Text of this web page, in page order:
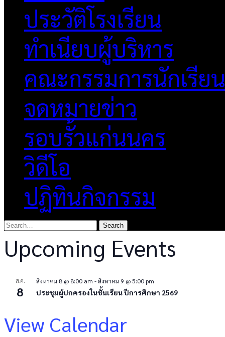
ประวัติโรงเรียน
ทำเนียบผู้บริหาร
คณะกรรมการนักเรียน
จดหมายข่าว
รอบรั้วแก่นนคร
วิดีโอ
ปฏิทินกิจกรรม
Upcoming Events
ส.ค.
8
สิงหาคม 8 @ 8:00 am -สิงหาคม 9 @ 5:00 pm
ประชุมผู้ปกครองในชั้นเรียน ปีการศึกษา 2569
View Calendar